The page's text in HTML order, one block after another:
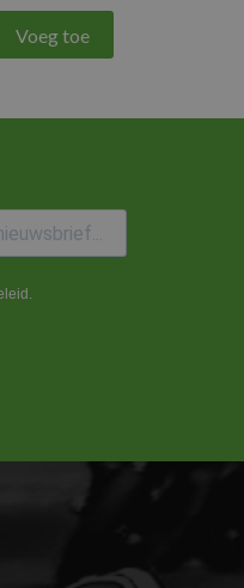
Voeg toe